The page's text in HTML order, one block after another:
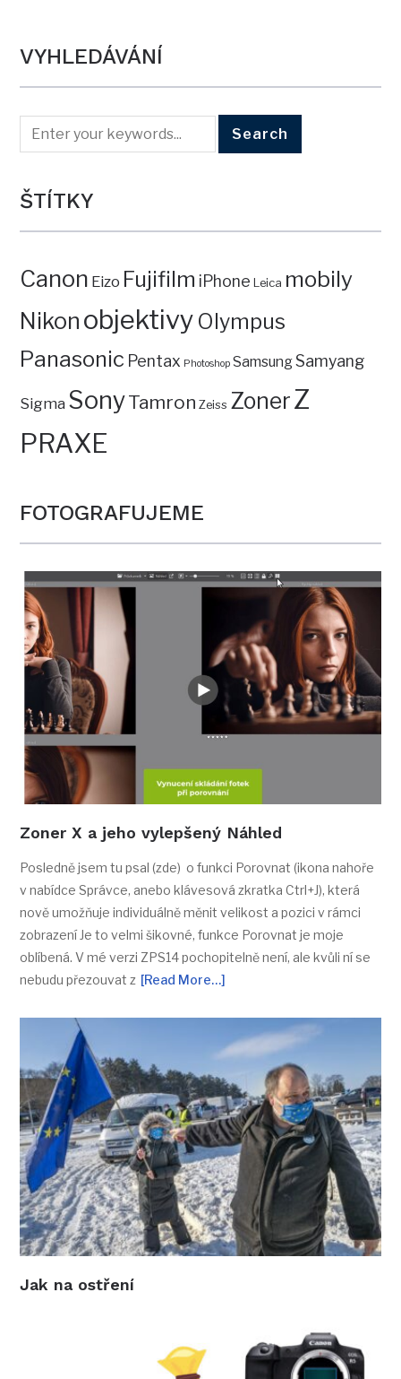
VYHLEDÁVÁNÍ
ŠTÍTKY
Canon Eizo Fujifilm iPhone Leica mobily
Nikon objektivy Olympus
Panasonic Pentax Photoshop SamsungSamyang
Sigma SonyTamron Zeiss ZonerZ
PRAXE
FOTOGRAFUJEME
Zoner X a jeho vylepšený Náhled
Posledně jsem tu psal (zde) o funkci Porovnat (ikona nahoře
v nabídce Správce, anebo klávesová zkratka Ctrl+J), která
nově umožňuje individuálně měnit velikost a pozici v rámci
zobrazení Je to velmi šikovné, funkce Porovnat je moje
oblíbená. V mé verzi ZPS14 pochopitelně není, ale kvůli ní se
nebudu přezouvat z [Read More…]
Jak na ostření